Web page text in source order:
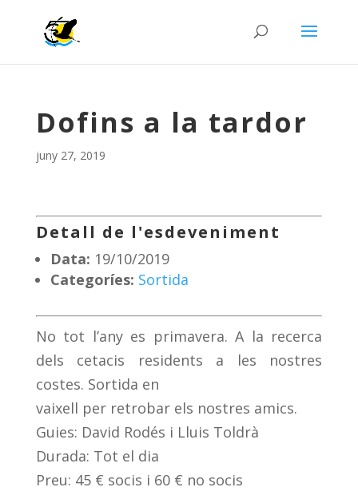
Dofins a la tardor
juny 27, 2019
Detall de l'esdeveniment
Data: 19/10/2019
Categoríes: Sortida
No tot l’any es primavera. A la recerca
dels cetacis residents a les nostres
costes. Sortida en
vaixell per retrobar els nostres amics.
Guies: David Rodés i Lluis Toldrà
Durada: Tot el dia
Preu: 45 € socis i 60 € no socis